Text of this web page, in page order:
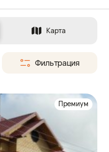
Фильтрация
Карта
Премиум